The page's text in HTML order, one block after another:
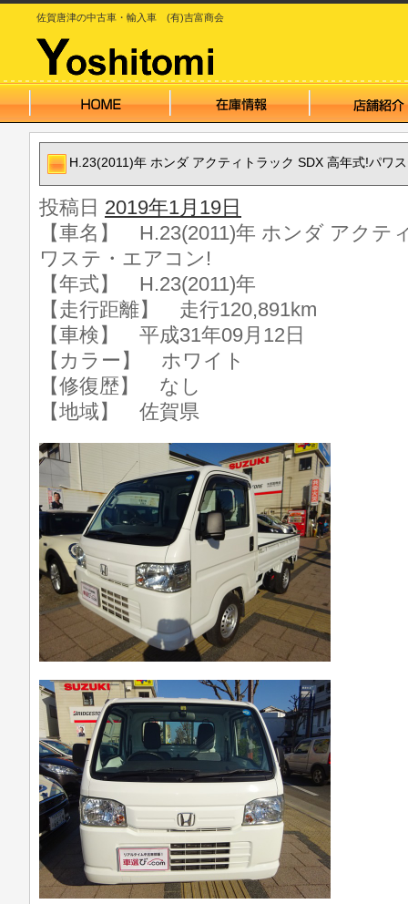
佐賀唐津の中古車・輸入車 (有)吉富商会
H.23(2011)年 ホンダ アクティトラック SDX 高年式!パワ
投稿日 2019年1月19日
【車名】 H.23(2011)年 ホンダ アクテ
ワステ・エアコン!
【年式】 H.23(2011)年
【走行距離】 走行120,891km
【車検】 平成31年09月12日
【カラー】 ホワイト
【修復歴】 なし
【地域】 佐賀県